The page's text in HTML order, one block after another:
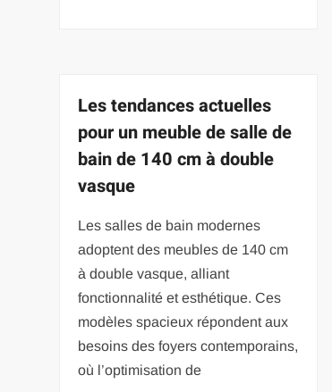
Les tendances actuelles
pour un meuble de salle de
bain de 140 cm à double
vasque
Les salles de bain modernes
adoptent des meubles de 140 cm
à double vasque, alliant
fonctionnalité et esthétique. Ces
modèles spacieux répondent aux
besoins des foyers contemporains,
où l’optimisation de